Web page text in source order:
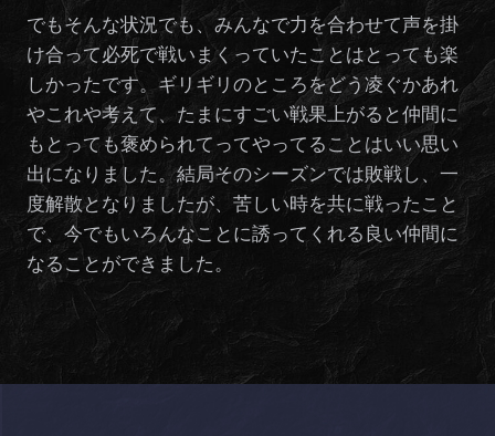
でもそんな状況でも、みんなで力を合わせて声を掛
け合って必死で戦いまくっていたことはとっても楽
しかったです。ギリギリのところをどう凌ぐかあれ
やこれや考えて、たまにすごい戦果上がると仲間に
もとっても褒められてってやってることはいい思い
出になりました。結局そのシーズンでは敗戦し、一
度解散となりましたが、苦しい時を共に戦ったこと
で、今でもいろんなことに誘ってくれる良い仲間に
なることができました。